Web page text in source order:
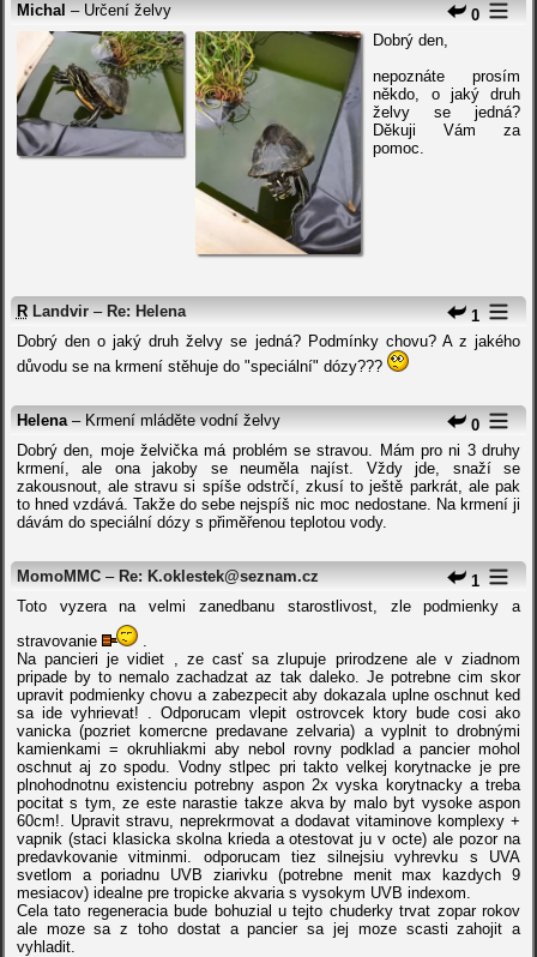
0
Michal – Určení želvy
Dobrý den,
nepoznáte prosím
někdo, o jaký druh
želvy se jedná?
Děkuji Vám za
pomoc.
1
R Landvir – Re: Helena
Dobrý den o jaký druh želvy se jedná? Podmínky chovu? A z jakého
důvodu se na krmení stěhuje do "speciální" dózy???
0
Helena– Krmení mláděte vodní želvy
Dobrý den, moje želvička má problém se stravou. Mám pro ni 3 druhy
krmení, ale ona jakoby se neuměla najíst. Vždy jde, snaží se
zakousnout, ale stravu si spíše odstrčí, zkusí to ještě parkrát, ale pak
to hned vzdává. Takže do sebe nejspíš nic moc nedostane. Na krmení ji
dávám do speciální dózy s přiměřenou teplotou vody.
1
MomoMMC – Re: K.oklestek@seznam.cz
Toto vyzera na velmi zanedbanu starostlivost, zle podmienky a
stravovanie
.
Na pancieri je vidiet , ze casť sa zlupuje prirodzene ale v ziadnom
pripade by to nemalo zachadzat az tak daleko. Je potrebne cim skor
upravit podmienky chovu a zabezpecit aby dokazala uplne oschnut ked
sa ide vyhrievat! . Odporucam vlepit ostrovcek ktory bude cosi ako
vanicka (pozriet komercne predavane zelvaria) a vyplnit to drobnými
kamienkami = okruhliakmi aby nebol rovny podklad a pancier mohol
oschnut aj zo spodu. Vodny stlpec pri takto velkej korytnacke je pre
plnohodnotnu existenciu potrebny aspon 2x vyska korytnacky a treba
pocitat s tym, ze este narastie takze akva by malo byt vysoke aspon
60cm!. Upravit stravu, neprekrmovat a dodavat vitaminove komplexy +
vapnik (staci klasicka skolna krieda a otestovat ju v octe) ale pozor na
predavkovanie vitminmi. odporucam tiez silnejsiu vyhrevku s UVA
svetlom a poriadnu UVB ziarivku (potrebne menit max kazdych 9
mesiacov) idealne pre tropicke akvaria s vysokym UVB indexom.
Cela tato regeneracia bude bohuzial u tejto chuderky trvat zopar rokov
ale moze sa z toho dostat a pancier sa jej moze scasti zahojit a
vyhladit.